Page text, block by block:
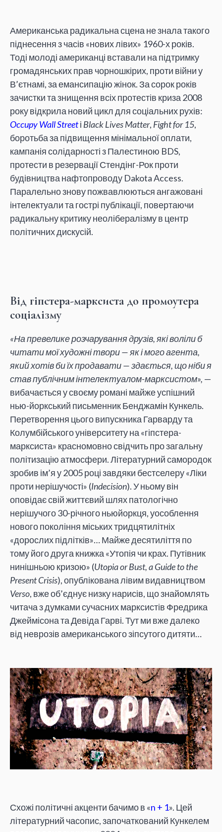
Американська радикальна сцена не знала такого
піднесення з часів «нових лівих» 1960-х років.
Тоді молоді американці вставали на підтримку
громадянських прав чорношкірих, проти війни у
В’єтнамі, за емансипацію жінок. За сорок років
зачистки та знищення всіх протестів криза 2008
року відкрила новий цикл для соціальних рухів:
Occupy Wall Streetі Black Lives Matter, Fight for 15,
боротьба за підвищення мінімальної оплати,
кампанія солідарності з Палестиною BDS,
протести в резервації Стендінг-Рок проти
будівництва нафтопроводу Dakota Access.
Паралельно знову пожвавлюються ангажовані
інтелектуали та гострі публікації, повертаючи
радикальну критику неолібералізму в центр
політичних дискусій.
Від гіпстера-марксиста до промоутера
соціалізму
«На превелике розчарування друзів, які воліли б
читати мої художні твори — як і мого агента,
який хотів би їх продавати — здається, що ніби я
став публічним інтелектуалом-марксистом», —
вибачається у своєму романі майже успішний
нью-йоркський письменник Бенджамін Кункель.
Перетворення цього випускника Гарварду та
Колумбійського університету на «гіпстера-
марксиста» красномовно свідчить про загальну
політизацію атмосфери. Літературний самородок
зробив ім’я у 2005 році завдяки бестселеру «Ліки
проти нерішучості» (Indecision). У ньому він
оповідає свій життєвий шлях патологічно
нерішучого 30-річного ньюйоркця, уособлення
нового покоління міських тридцятилітніх
«дорослих підлітків»… Майже десятиліття по
тому його друга книжка «Утопія чи крах. Путівник
нинішньою кризою» (Utopia or Bust, a Guide to the
Present Crisis), опублікована лівим видавництвом
Verso, вже об’єднує низку нарисів, що знайомлять
читача з думками сучасних марксистів Фредрика
Джеймісона та Девіда Гарві. Тут ми вже далеко
від неврозів американського зіпсутого дитяти…
Схожі політичні акценти бачимо в «n + 1». Цей
літературний часопис, започаткований Кункелем